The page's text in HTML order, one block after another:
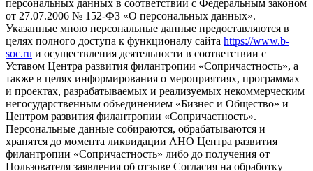
персональных данных в соответствии с Федеральным законом
от 27.07.2006 № 152-ФЗ «О персональных данных».
Указанные мною персональные данные предоставляются в
целях полного доступа к функционалу сайта https://www.b-
soc.ru и осуществления деятельности в соответствии с
Уставом Центра развития филантропии «Сопричастность», а
также в целях информирования о мероприятиях, программах
и проектах, разрабатываемых и реализуемых некоммерческим
негосударственным объединением «Бизнес и Общество» и
Центром развития филантропии «Сопричастность».
Персональные данные собираются, обрабатываются и
хранятся до момента ликвидации АНО Центра развития
филантропии «Сопричастность» либо до получения от
Пользователя заявления об отзыве Согласия на обработку